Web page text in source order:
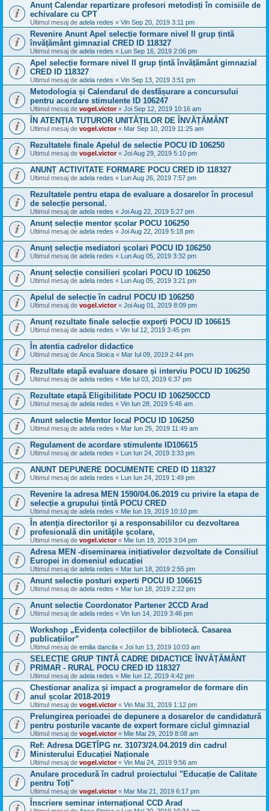
Anunț Calendar repartizare profesori metodisți în comisiile de
echivalare cu CPT
Ultimul mesaj de adela redes « Vin Sep 20, 2019 3:11 pm
Revenire Anunt Apel selecție formare nivel II grup țintă
învățământ gimnazial CRED ID 118327
Ultimul mesaj de adela redes « Lun Sep 16, 2019 2:06 pm
Apel selecție formare nivel II grup țintă învățământ gimnazial
CRED ID 118327
Ultimul mesaj de adela redes « Vin Sep 13, 2019 3:51 pm
Metodologia și Calendarul de desfășurare a concursului
pentru acordare stimulente ID 106247
Ultimul mesaj de vogel.victor« Joi Sep 12, 2019 10:16 am
ÎN ATENȚIA TUTUROR UNITĂȚILOR DE ÎNVĂȚĂMÂNT
Ultimul mesaj de vogel.victor« Mar Sep 10, 2019 11:25 am
Rezultatele finale Apelul de selectie POCU ID 106250
Ultimul mesaj de vogel.victor« Joi Aug 29, 2019 5:10 pm
ANUNȚ ACTIVITATE FORMARE POCU CRED ID 118327
Ultimul mesaj de adela redes « Lun Aug 26, 2019 7:57 pm
Rezultatele pentru etapa de evaluare a dosarelor în procesul
de selecție personal.
Ultimul mesaj de adela redes « Joi Aug 22, 2019 5:27 pm
Anunț selecție mentor școlar POCU 106250
Ultimul mesaj de adela redes « Joi Aug 22, 2019 5:18 pm
Anunț selecție mediatori școlari POCU ID 106250
Ultimul mesaj de adela redes « Lun Aug 05, 2019 3:32 pm
Anunț selecție consilieri școlari POCU ID 106250
Ultimul mesaj de adela redes « Lun Aug 05, 2019 3:21 pm
Apelul de selecție în cadrul POCU ID 106250
Ultimul mesaj de vogel.victor« Joi Aug 01, 2019 8:09 pm
Anunț rezultate finale selecție experți POCU ID 106615
Ultimul mesaj de adela redes « Vin Iul 12, 2019 3:45 pm
În atentia cadrelor didactice
Ultimul mesaj de Anca Stoica « Mar Iul 09, 2019 2:44 pm
Rezultate etapă evaluare dosare și interviu POCU ID 106250
Ultimul mesaj de adela redes « Mie Iul 03, 2019 6:37 pm
Rezultate etapă Eligibilitate POCU ID 106250CCD
Ultimul mesaj de adela redes « Vin Iun 28, 2019 5:46 am
Anunt selectie Mentor local POCU ID 106250
Ultimul mesaj de adela redes « Mar Iun 25, 2019 11:49 am
Regulament de acordare stimulente ID106615
Ultimul mesaj de adela redes « Lun Iun 24, 2019 3:33 pm
ANUNT DEPUNERE DOCUMENTE CRED ID 118327
Ultimul mesaj de adela redes « Lun Iun 24, 2019 1:49 pm
Revenire la adresa MEN 1590/04.06.2019 cu privire la etapa de
selecție a grupului țintă POCU CRED
Ultimul mesaj de adela redes « Mie Iun 19, 2019 10:10 pm
În atenţia directorilor şi a responsabililor cu dezvoltarea
profesională din unităţile şcolare,
Ultimul mesaj de vogel.victor« Mie Iun 19, 2019 3:04 pm
Adresa MEN -diseminarea inițiativelor dezvoltate de Consiliul
Europei in domeniul educației
Ultimul mesaj de adela redes « Mar Iun 18, 2019 2:55 pm
Anunt selectie posturi experti POCU ID 106615
Ultimul mesaj de adela redes « Mar Iun 18, 2019 2:22 pm
Anunt selectie Coordonator Partener 2CCD Arad
Ultimul mesaj de adela redes « Vin Iun 14, 2019 3:46 pm
Workshop „Evidența colecțiilor de bibliotecă. Casarea
publicațiilor”
Ultimul mesaj de emilia dancila « Joi Iun 13, 2019 10:03 am
SELECȚIE GRUP ȚINTĂ CADRE DIDACTICE ÎNVĂȚĂMÂNT
PRIMAR - RURAL POCU CRED ID 118327
Ultimul mesaj de adela redes « Mie Iun 12, 2019 4:42 pm
Chestionar analiza și impact a programelor de formare din
anul școlar 2018-2019
Ultimul mesaj de vogel.victor« Vin Mai 31, 2019 1:12 pm
Prelungirea perioadei de depunere a dosarelor de candidatură
pentru posturile vacante de expert formare ciclul gimnazial
Ultimul mesaj de vogel.victor« Mie Mai 29, 2019 8:08 am
Ref: Adresa DGETÎPG nr. 31073/24.04.2019 din cadrul
Ministerului Educației Naționale
Ultimul mesaj de vogel.victor« Vin Mai 24, 2019 9:56 am
Anulare procedură în cadrul proiectului "Educație de Calitate
pentru Toți"
Ultimul mesaj de vogel.victor« Mar Mai 21, 2019 6:17 pm
Înscriere seminar internațional CCD Arad